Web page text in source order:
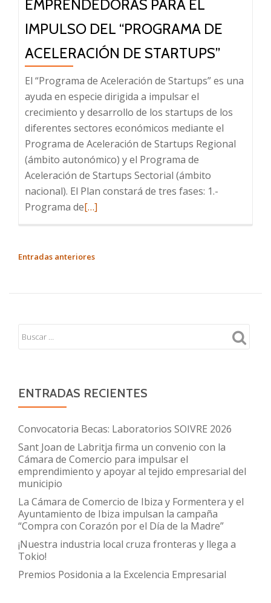
una
nueva
legislación
que
un
amplio
consenso
y
respete
las
necesidades
y
involucradas”
EMPRENDEDORAS PARA EL
IMPULSO DEL “PROGRAMA DE
ACELERACIÓN DE STARTUPS”
El “Programa de Aceleración de Startups” es una
ayuda en especie dirigida a impulsar el
crecimiento y desarrollo de los startups de los
diferentes sectores económicos mediante el
Programa de Aceleración de Startups Regional
(ámbito autonómico) y el Programa de
Aceleración de Startups Sectorial (ámbito
nacional). El Plan constará de tres fases: 1.-
Programa deLeer
CONVOCATORIA
CAPACIDADES
EL
DEL
“PROGRAMA
DE
ACELERACIÓN
STARTUPS”
[…]
NAVEGACIÓN
Entradas anteriores
ENTRADAS RECIENTES
Convocatoria Becas: Laboratorios SOIVRE 2026
Sant Joan de Labritja firma un convenio con la
Cámara de Comercio para impulsar el
emprendimiento y apoyar al tejido empresarial del
municipio
La Cámara de Comercio de Ibiza y Formentera y el
Ayuntamiento de Ibiza impulsan la campaña
“Compra con Corazón por el Día de la Madre”
¡Nuestra industria local cruza fronteras y llega a
Tokio!
Premios Posidonia a la Excelencia Empresarial